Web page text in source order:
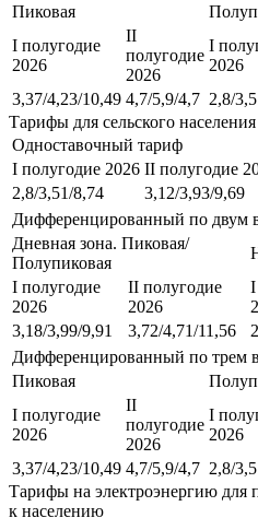
Пиковая
I полугодие
2026
II
полугодие
2026
I
2026
3,37/4,23/10,49 4,7/5,9/4,7 2,8/
Тарифы для сельского населения
Одноставочный тариф
I полугодие 2026 II полугодие
2,8/3,51/8,74
3,12/3,93/9,69
Дифференцированный по двум
Дневная зона. Пиковая/
Полупиковая
I полугодие
2026
II полугодие
2026
I
3,18/3,99/9,91
3,72/4,71/11,56
Дифференцированный по трем
Пиковая
I полугодие
2026
II
полугодие
2026
I
2026
3,37/4,23/10,49 4,7/5,9/4,7 2,8/
Тарифы на электроэнергию для
к населению